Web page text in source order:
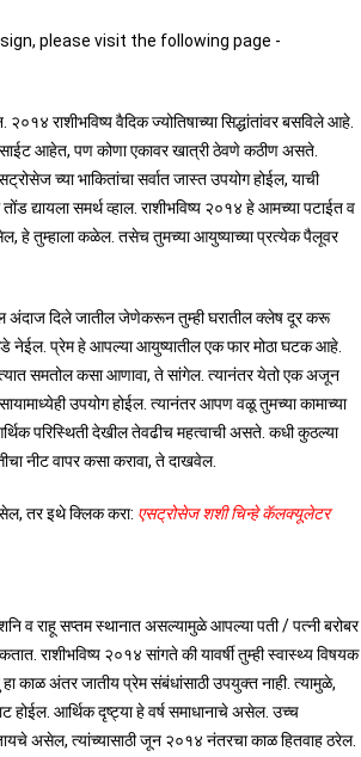
please visit the following page -
राशीभविष्य वैदिक ज्योतिषाच्या सिद्धांतांवर बसविले आहे.
आहेत, पण कोणा एकावर खात्री ठेवणे कठीण असते.
च्या भाकितांचा सर्वात जास्त उपयोग होईल, याची
द्यायला समर्थ व्हाल. राशीभविष्य २०१४ हे आमच्या पटाईत व
हे तुम्हाला कळेल. तसेच तुमच्या आयुष्याच्या प्रत्येक पैलूवर
अंदाज दिले जातील जेणेकरून तुम्ही घरातील क्लेष दूर करू
नेईल. प्रेम हे आपल्या आयुष्यातील एक फार मोठा घटक आहे.
त्यात समतोल कसा आणावा, ते सांगेल. त्यानंतर येतो एक अजून
उपयोग होईल. त्यानंतर आपण वळू तुमच्या कामाच्या
परिस्थिती देखील तेवढीच महत्वाची असते. कधी कुठल्या
नीट वापर कसा करावा, ते दाखवेल.
तर इथे क्लिक करा: एसट्रोसेज शशी चिन्हे कॅलक्यूलेटर
व राहू सप्तम स्थानात असल्यामुळे आपल्या पती / पत्नी बरोबर
राशीभविष्य २०१४ सांगते की यावर्षी तुम्ही स्वास्थ्य विषयक
अंतर जातीय प्रेम संबंधांसाठी उपयुक्त नाही. त्यामुळे,
होईल. आर्थिक दृष्ट्या हे वर्ष समाधानाचे असेल. उच्च
जायचे असेल, त्यांच्यासाठी जून २०१४ नंतरचा काळ हितवाह ठरेल.